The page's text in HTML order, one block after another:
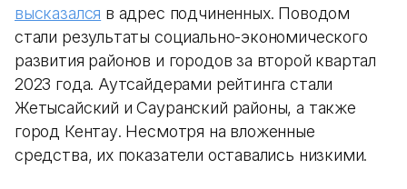
высказался в адрес подчиненных. Поводом
стали результаты социально-экономического
развития районов и городов за второй квартал
2023 года. Аутсайдерами рейтинга стали
Жетысайский и Сауранский районы, а также
город Кентау. Несмотря на вложенные
средства, их показатели оставались низкими.